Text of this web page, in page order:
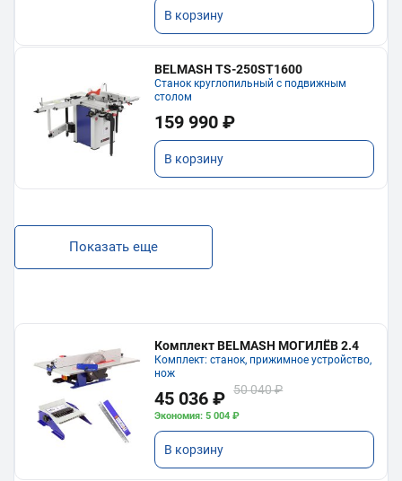
В корзину
BELMASH TS-250ST1600
Станок круглопильный с подвижным
столом
159 990 ₽
В корзину
Показать еще
Комплект BELMASH МОГИЛЁВ 2.4
Комплект: станок, прижимное устройство,
нож
45 036 ₽ 50 040 ₽
Экономия: 5 004 ₽
В корзину